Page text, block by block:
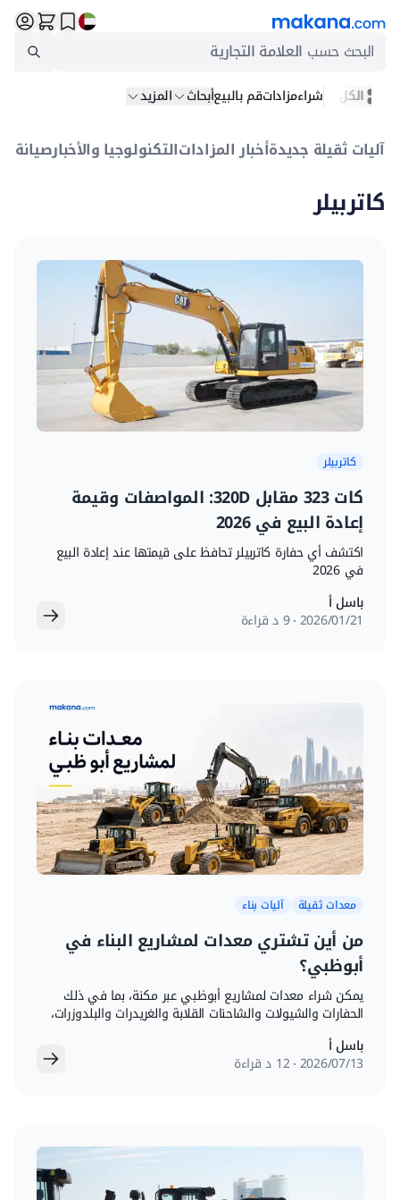
البحث حسب العلامة التجارية
الكل شراءمزاداتقم بالبيعأبحاث المزيد
آليات ثقيلة جديدةأخبار المزاداتالتكنولوجيا والأخبارصيانة
كاتربيلر
كاتربيلر
كات 323 مقابل 320D: المواصفات وقيمة
إعادة البيع في 2026
اكتشف أي حفارة كاتربيلر تحافظ على قيمتها عند إعادة البيع
في 2026
باسل أ
21‏/01‏/2026 9 د قراءة
معدات ثقيلة آليات بناء
من أين تشتري معدات لمشاريع البناء في
أبوظبي؟
يمكن شراء معدات لمشاريع أبوظبي عبر مكنة، بما في ذلك
الحفارات والشيولات والشاحنات القلابة والغريدرات والبلدوزرات،
مع تقارير فحص وخيارات مقارنة ومعاينة من دبي.
باسل أ
13‏/07‏/2026 12 د قراءة